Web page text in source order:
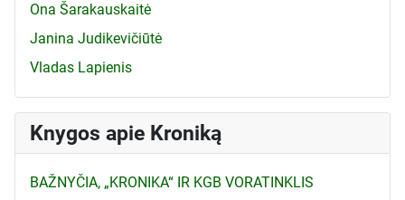
Ona Šarakauskaitė
Janina Judikevičiūtė
Vladas Lapienis
Knygos apie Kroniką
BAŽNYČIA, „KRONIKA“ IR KGB VORATINKLIS